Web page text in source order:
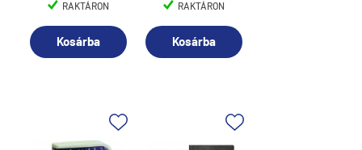
RAKTÁRON
Kosárba
RAKTÁRON
Kosárba